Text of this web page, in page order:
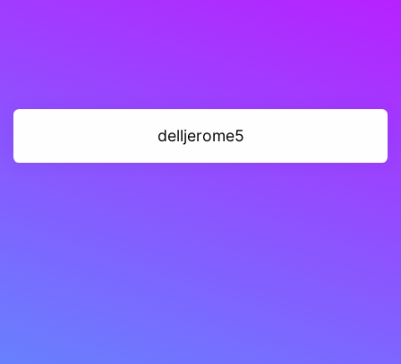
delljerome5